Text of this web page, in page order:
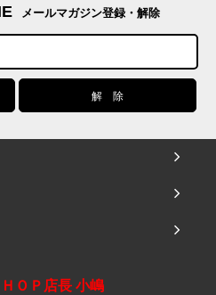
メールマガジン登録・解除
ＯＰ店長 小嶋